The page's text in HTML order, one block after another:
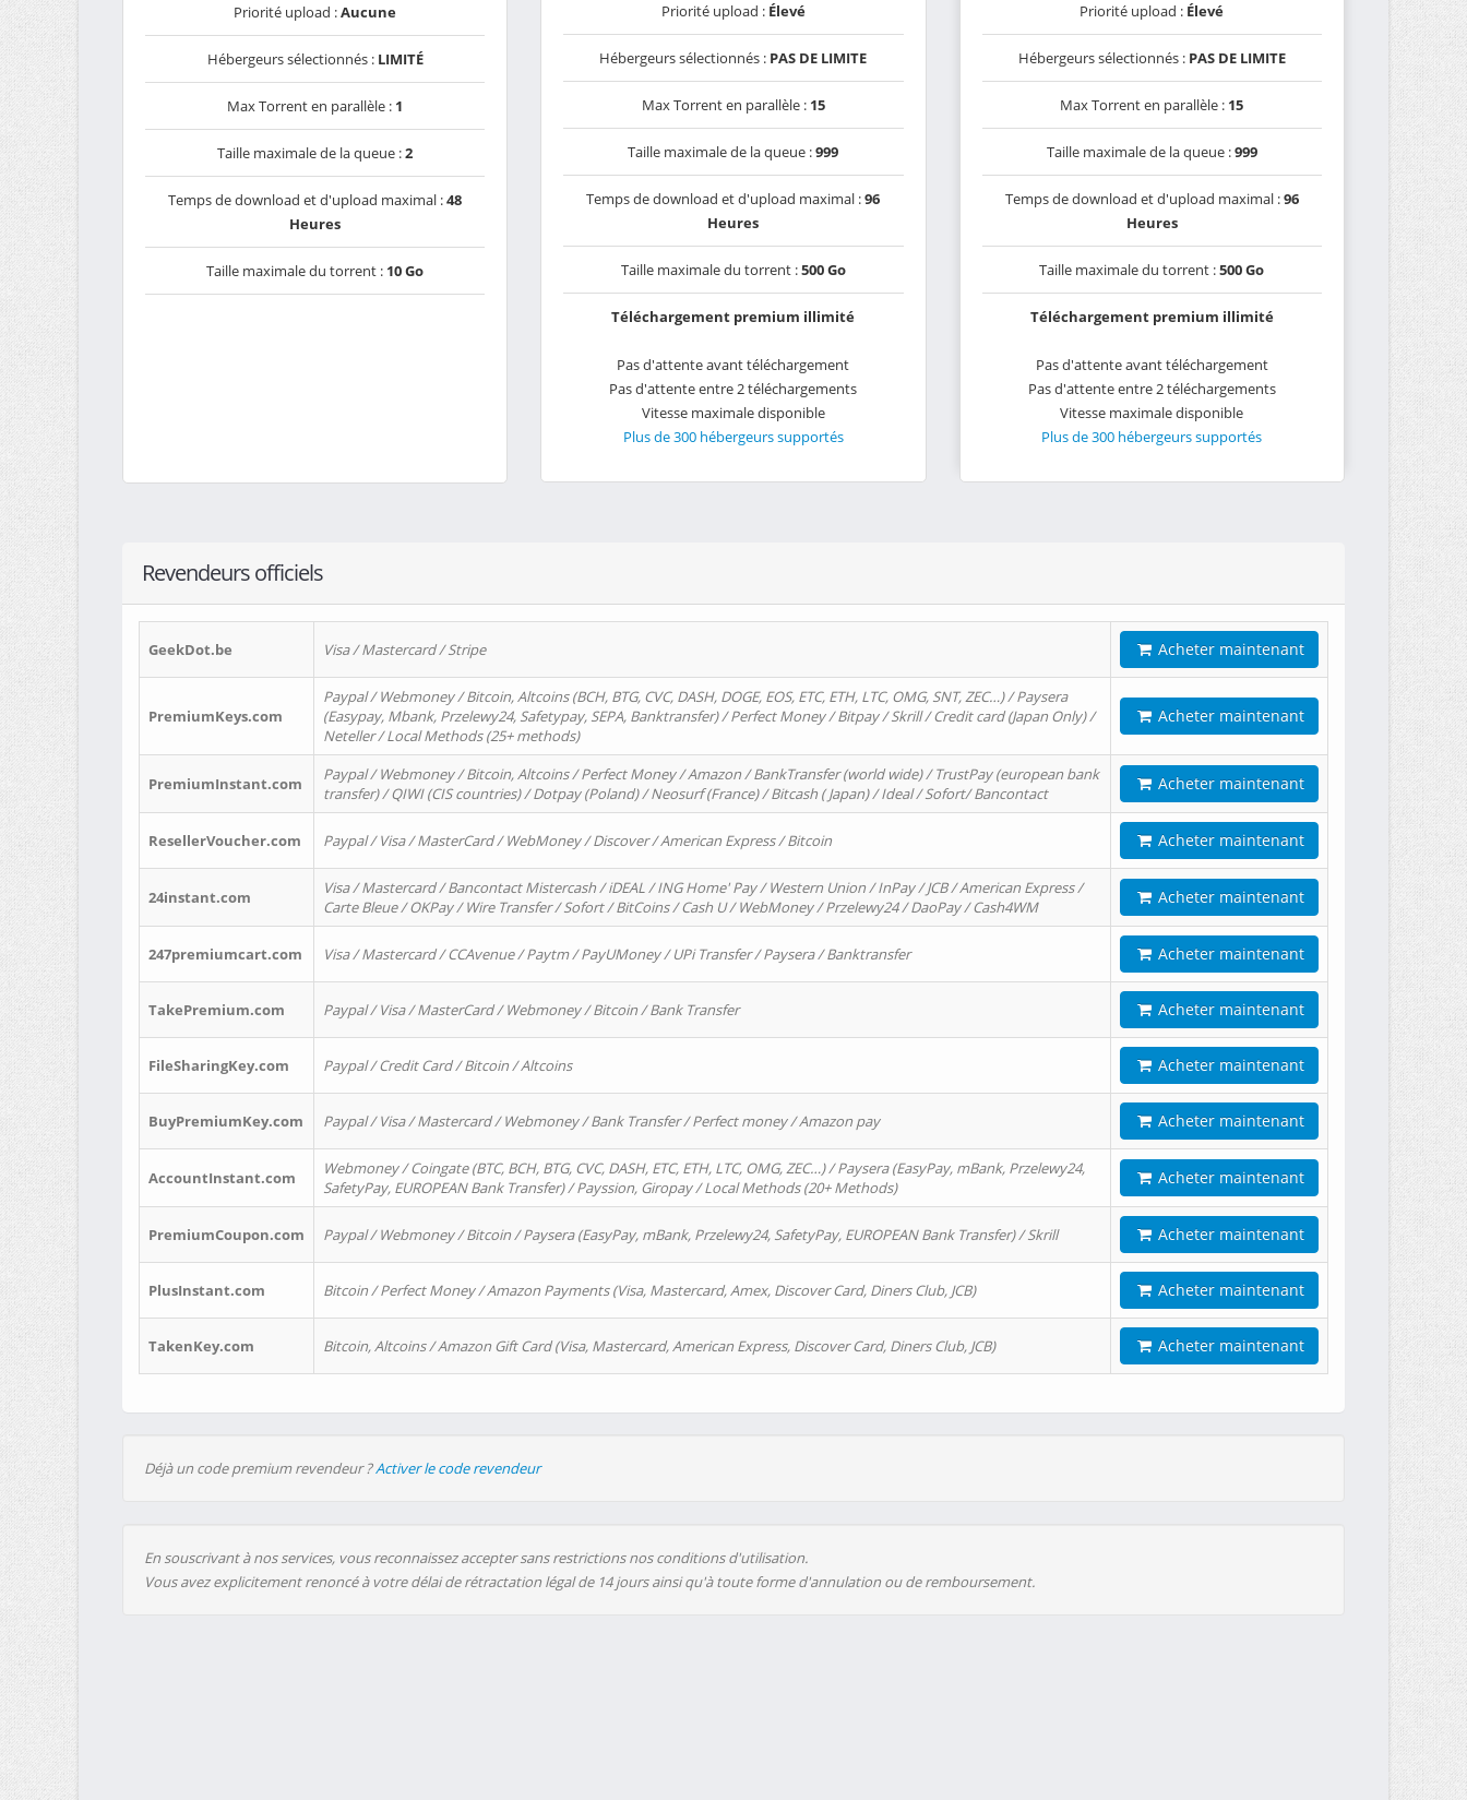
Priorité upload :Aucune
Hébergeurs sélectionnés : LIMITÉ
Max Torrent en parallèle : 1
Taille maximale de la queue :2
Temps de download et d'upload maximal :48
Heures
Taille maximale du torrent : 10 Go
Priorité upload : Élevé
Hébergeurs sélectionnés : PAS DE LIMITE
Max Torrent en parallèle : 15
Taille maximale de la queue :999
Temps de download et d'upload maximal :96
Heures
Taille maximale du torrent :500 Go
Téléchargement premium illimité
Pas d'attente avant téléchargement
Pas d'attente entre 2 téléchargements
Vitesse maximale disponible
Plus de 300 hébergeurs supportés
Priorité upload : Élevé
Hébergeurs sélectionnés : PAS DE LIMITE
Max Torrent en parallèle : 15
Taille maximale de la queue :999
Temps de download et d'upload maximal :96
Heures
Taille maximale du torrent :500 Go
Téléchargement premium illimité
Pas d'attente avant téléchargement
Pas d'attente entre 2 téléchargements
Vitesse maximale disponible
Plus de 300 hébergeurs supportés
Revendeurs officiels
GeekDot.be Visa / Mastercard / Stripe Acheter maintenant
PremiumKeys.com
Paypal / Webmoney / Bitcoin, Altcoins (BCH, BTG, CVC, DASH, DOGE, EOS, ETC, ETH, LTC, OMG, SNT, ZEC…) / Paysera
(Easypay, Mbank, Przelewy24, Safetypay, SEPA, Banktransfer) / Perfect Money / Bitpay / Skrill / Credit card (Japan Only) /
Neteller / Local Methods (25+ methods)
Acheter maintenant
PremiumInstant.com
Paypal / Webmoney / Bitcoin, Altcoins / Perfect Money / Amazon / BankTransfer (world wide) / TrustPay (european bank
transfer) / QIWI (CIS countries) / Dotpay (Poland) / Neosurf (France) / Bitcash ( Japan) / Ideal / Sofort/ Bancontact
Acheter maintenant
ResellerVoucher.com Paypal / Visa / MasterCard / WebMoney / Discover / American Express / Bitcoin Acheter maintenant
24instant.com
Visa / Mastercard / Bancontact Mistercash / iDEAL / ING Home' Pay / Western Union / InPay / JCB / American Express /
Carte Bleue / OKPay / Wire Transfer / Sofort / BitCoins / Cash U / WebMoney / Przelewy24 / DaoPay / Cash4WM
Acheter maintenant
247premiumcart.com Visa / Mastercard / CCAvenue / Paytm / PayUMoney / UPi Transfer / Paysera / Banktransfer Acheter maintenant
TakePremium.com Paypal / Visa / MasterCard / Webmoney / Bitcoin / Bank Transfer Acheter maintenant
FileSharingKey.com Paypal / Credit Card / Bitcoin / Altcoins Acheter maintenant
BuyPremiumKey.com Paypal / Visa / Mastercard / Webmoney / Bank Transfer / Perfect money / Amazon pay Acheter maintenant
AccountInstant.com
Webmoney / Coingate (BTC, BCH, BTG, CVC, DASH, ETC, ETH, LTC, OMG, ZEC…) / Paysera (EasyPay, mBank, Przelewy24,
SafetyPay, EUROPEAN Bank Transfer) / Payssion, Giropay / Local Methods (20+ Methods)
Acheter maintenant
PremiumCoupon.com Paypal / Webmoney / Bitcoin / Paysera (EasyPay, mBank, Przelewy24, SafetyPay, EUROPEAN Bank Transfer) / Skrill Acheter maintenant
PlusInstant.com Bitcoin / Perfect Money / Amazon Payments (Visa, Mastercard, Amex, Discover Card, Diners Club, JCB) Acheter maintenant
TakenKey.com Bitcoin, Altcoins / Amazon Gift Card (Visa, Mastercard, American Express, Discover Card, Diners Club, JCB) Acheter maintenant
Déjà un code premium revendeur ?Activer le code revendeur
En souscrivant à nos services, vous reconnaissez accepter sans restrictions nos conditions d'utilisation.
Vous avez explicitement renoncé à votre délai de rétractation légal de 14 jours ainsi qu'à toute forme d'annulation ou de remboursement.